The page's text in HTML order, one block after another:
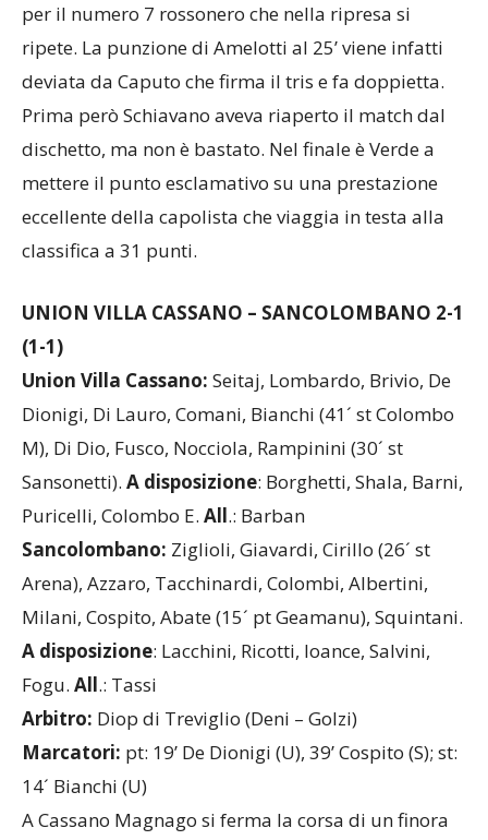
per il numero 7 rossonero che nella ripresa si
ripete. La punzione di Amelotti al 25’ viene infatti
deviata da Caputo che firma il tris e fa doppietta.
Prima però Schiavano aveva riaperto il match dal
dischetto, ma non è bastato. Nel finale è Verde a
mettere il punto esclamativo su una prestazione
eccellente della capolista che viaggia in testa alla
classifica a 31 punti.
UNION VILLA CASSANO – SANCOLOMBANO 2-1
(1-1)
Union Villa Cassano: Seitaj, Lombardo, Brivio, De
Dionigi, Di Lauro, Comani, Bianchi (41´ st Colombo
M), Di Dio, Fusco, Nocciola, Rampinini (30´ st
Sansonetti). A disposizione: Borghetti, Shala, Barni,
Puricelli, Colombo E. All.: Barban
Sancolombano: Ziglioli, Giavardi, Cirillo (26´ st
Arena), Azzaro, Tacchinardi, Colombi, Albertini,
Milani, Cospito, Abate (15´ pt Geamanu), Squintani.
A disposizione: Lacchini, Ricotti, Ioance, Salvini,
Fogu. All.: Tassi
Arbitro: Diop di Treviglio (Deni – Golzi)
Marcatori: pt: 19’ De Dionigi (U), 39’ Cospito (S); st:
14´ Bianchi (U)
A Cassano Magnago si ferma la corsa di un finora